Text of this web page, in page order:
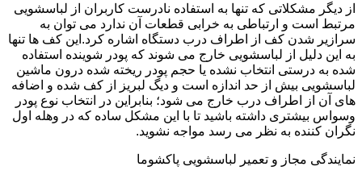
از دیگر مشکلاتی که تنها به استفاده نادرست کاربران از لباسشویی
مرتبط است و ارتباطی به خرابی قطعات آن ندارد می توان به
سرازیر شدن کف از اطراف درب دستگاه اشاره کرد.این کف ها تنها
به این دلیل از لباسشویی خارج می شوند که پودر شوینده استفاده
شده به درستی انتخاب نشده یا حجم پودر ریخته شده درون ماشین
لباسشویی بیش از حد اندازه است و دیگ لبریز از کف شده و اضافه
های آن از اطراف درب خارج می شود؛ بنابراین در انتخاب نوع پودر
وسواس بیشتری داشته باشید تا با این مشکل ساده که در وهله اول
نگران کننده به نظر می رسد مواجه نشوید.
نمایندگی مجاز و تعمیر لباسشویی پاکشوما